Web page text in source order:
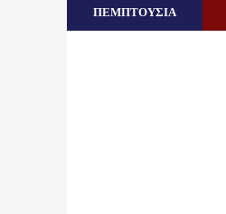
ΠΕΜΠΤΟΥΣΙΑ